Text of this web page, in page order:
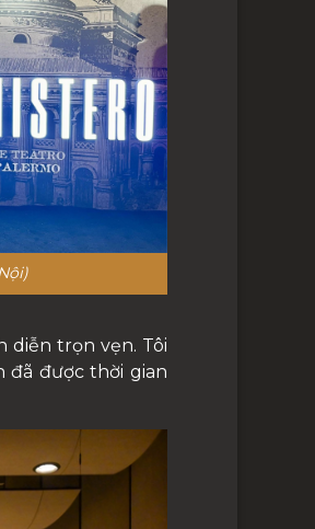
trọn vẹn. Tôi
đã được thời gian